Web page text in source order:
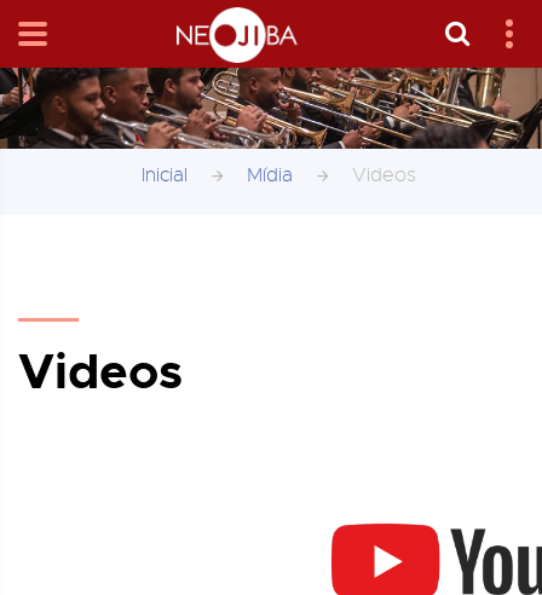
Inicial Mídia Videos
Videos